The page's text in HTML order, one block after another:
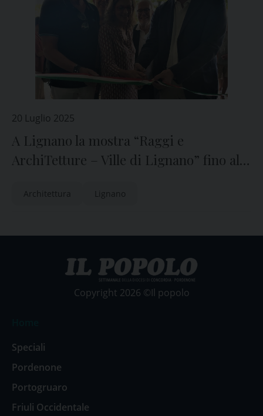
20 Luglio 2025
A Lignano la mostra “Raggi e
ArchiTetture – Ville di Lignano” fino al
Architettura Lignano
Copyright 2026 ©Il popolo
Speciali
Pordenone
Portogruaro
Friuli Occidentale